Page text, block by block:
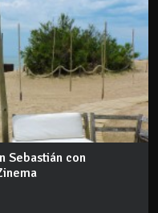
Sebastián con